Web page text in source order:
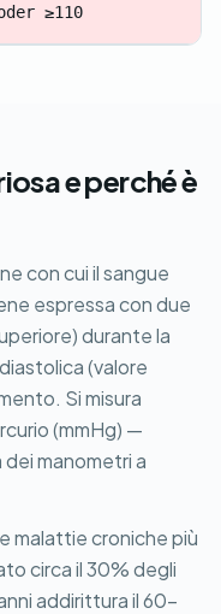
≥110
e perché è
con cui il sangue
espressa con due
durante la
(valore
Si misura
(mmHg) —
manometri a
malattie croniche più
circa il 30% degli
addirittura il 60-